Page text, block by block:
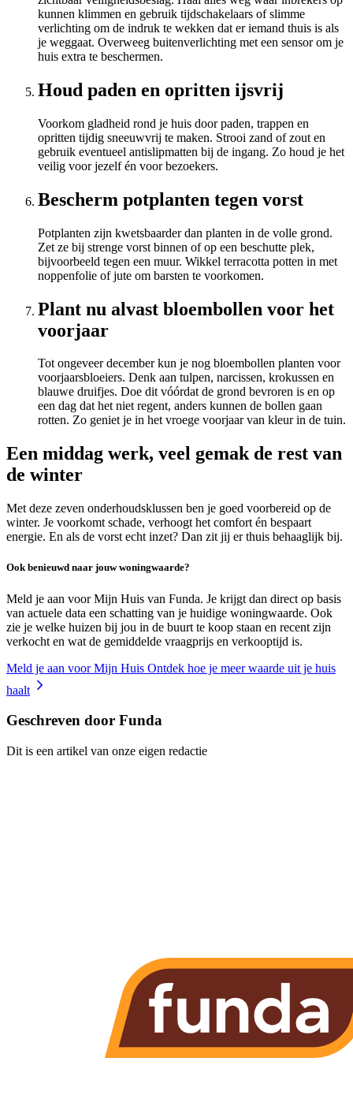
kunnen klimmen en gebruik tijdschakelaars of slimme
verlichting om de indruk te wekken dat er iemand thuis is als
je weggaat. Overweeg buitenverlichting met een sensor om je
huis extra te beschermen.
Houd paden en opritten ijsvrij
Voorkom gladheid rond je huis door paden, trappen en
opritten tijdig sneeuwvrij te maken. Strooi zand of zout en
gebruik eventueel antislipmatten bij de ingang. Zo houd je het
veilig voor jezelf én voor bezoekers.
Bescherm potplanten tegen vorst
Potplanten zijn kwetsbaarder dan planten in de volle grond.
Zet ze bij strenge vorst binnen of op een beschutte plek,
bijvoorbeeld tegen een muur. Wikkel terracotta potten in met
noppenfolie of jute om barsten te voorkomen.
Plant nu alvast bloembollen voor het
voorjaar
Tot ongeveer december kun je nog bloembollen planten voor
voorjaarsbloeiers. Denk aan tulpen, narcissen, krokussen en
blauwe druifjes. Doe dit vóórdat de grond bevroren is en op
een dag dat het niet regent, anders kunnen de bollen gaan
rotten. Zo geniet je in het vroege voorjaar van kleur in de tuin.
Een middag werk, veel gemak de rest van
de winter
Met deze zeven onderhoudsklussen ben je goed voorbereid op de
winter. Je voorkomt schade, verhoogt het comfort én bespaart
energie. En als de vorst echt inzet? Dan zit jij er thuis behaaglijk bij.
Ook benieuwd naar jouw woningwaarde?
Meld je aan voor Mijn Huis van Funda. Je krijgt dan direct op basis
van actuele data een schatting van je huidige woningwaarde. Ook
zie je welke huizen bij jou in de buurt te koop staan en recent zijn
verkocht en wat de gemiddelde vraagprijs en verkooptijd is.
Meld je aan voor Mijn Huis Ontdek hoe je meer waarde uit je huis
haalt
Geschreven door Funda
Dit is een artikel van onze eigen redactie